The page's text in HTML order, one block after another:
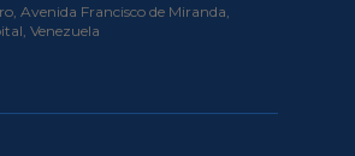
Avenida Francisco de Miranda,
Venezuela